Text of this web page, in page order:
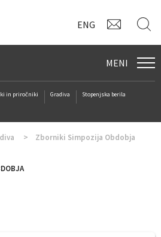
ENG
MENI
in priročniki Gradiva
Stopenjska berila
Zborniki Simpozija Obdobja